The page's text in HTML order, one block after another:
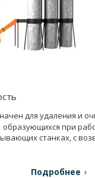
для удаления и
образующихся при
станках, с
Подробнее